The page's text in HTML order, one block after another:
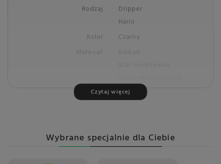
Rodzaj
Dripper
Hario
Kolor
Czarny
Materiał
Silikon
Rozmiar
02
Szerokość
106 mm
Czytaj więcej
Wybrane specjalnie dla Ciebie